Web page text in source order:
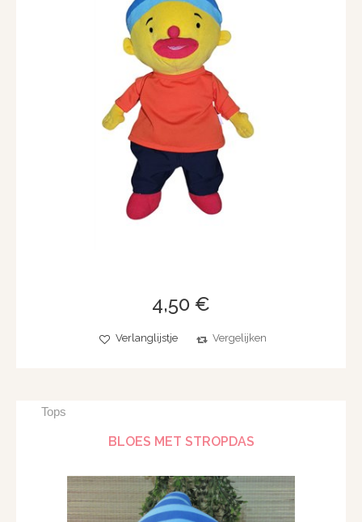
4,50 €
Verlanglijstje Vergelijken
Tops
BLOES MET STROPDAS